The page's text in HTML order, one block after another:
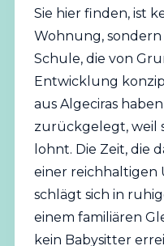
Sie hier finden, ist
Wohnung,
Schule, die von
Entwicklung
aus Algeciras
zurückgelegt, weil
lohnt. Die Zeit, die
einer
schlägt sich in
einem familiären
kein Babysitter